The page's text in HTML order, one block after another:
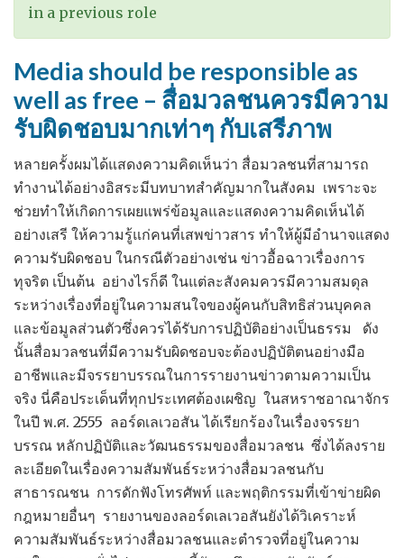
in a previous role
Media should be responsible as
well as free – สื่อมวลชนควรมีความ
รับผิดชอบมากเท่าๆ กับเสรีภาพ
หลายครั้งผมได้แสดงความคิดเห็นว่า สื่อมวลชนที่สามารถ
ทำงานได้อย่างอิสระมีบทบาทสำคัญมากในสังคม เพราะจะ
ช่วยทำให้เกิดการเผยแพร่ข้อมูลและแสดงความคิดเห็นได้
อย่างเสรี ให้ความรู้แก่คนที่เสพข่าวสาร ทำให้ผู้มีอำนาจแสดง
ความรับผิดชอบ ในกรณีตัวอย่างเช่น ข่าวอื้อฉาวเรื่องการ
ทุจริต เป็นต้น อย่างไรก็ดี ในแต่ละสังคมควรมีความสมดุล
ระหว่างเรื่องที่อยู่ในความสนใจของผู้คนกับสิทธิส่วนบุคคล
และข้อมูลส่วนตัวซึ่งควรได้รับการปฏิบัติอย่างเป็นธรรม ดัง
นั้นสื่อมวลชนที่มีความรับผิดชอบจะต้องปฏิบัติตนอย่างมือ
อาชีพและมีจรรยาบรรณในการรายงานข่าวตามความเป็น
จริง นี่คือประเด็นที่ทุกประเทศต้องเผชิญ ในสหราชอาณาจักร
ในปี พ.ศ. 2555 ลอร์ดเลเวอสัน ได้เรียกร้องในเรื่องจรรยา
บรรณ หลักปฏิบัติและวัฒนธรรมของสื่อมวลชน ซึ่งได้ลงราย
ละเอียดในเรื่องความสัมพันธ์ระหว่างสื่อมวลชนกับ
สาธารณชน การดักฟังโทรศัพท์ และพฤติกรรมที่เข้าข่ายผิด
กฎหมายอื่นๆ รายงานของลอร์ดเลเวอสันยังได้วิเคราะห์
ความสัมพันธ์ระหว่างสื่อมวลชนและตำรวจที่อยู่ในความ